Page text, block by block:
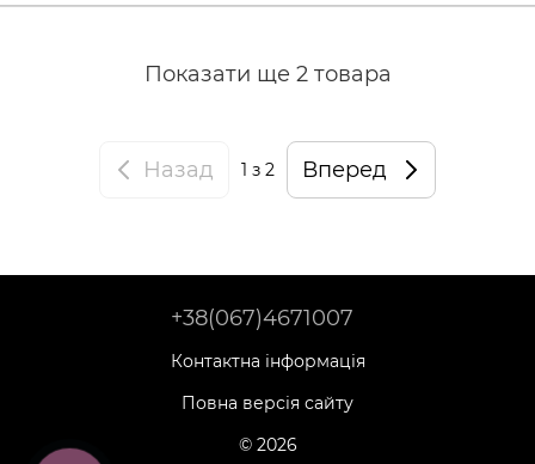
Показати ще 2 товара
Назад 1 з 2 Вперед
+38(067)4671007
Контактна інформація
Повна версія сайту
© 2026